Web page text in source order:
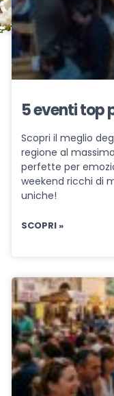
5 eventi top
Scopri il meglio
regione al
perfette per
weekend ricchi di
uniche!
SCOPRI »